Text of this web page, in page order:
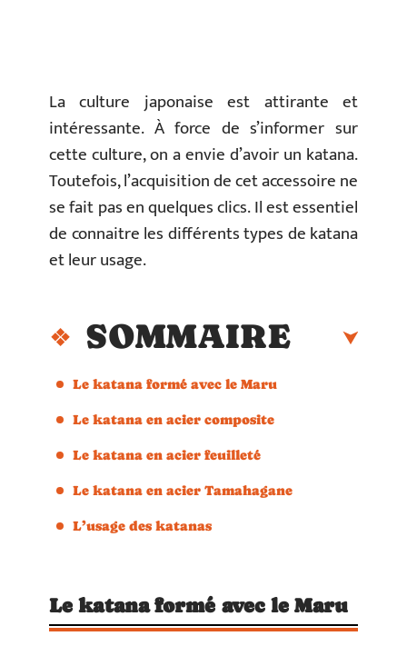
La culture japonaise est attirante et
intéressante. À force de s’informer sur
cette culture, on a envie d’avoir un katana.
Toutefois, l’acquisition de cet accessoire ne
se fait pas en quelques clics. Il est essentiel
de connaitre les différents types de katana
et leur usage.
SOMMAIRE
Le katana formé avec le Maru
Le katana en acier composite
Le katana en acier feuilleté
Le katana en acier Tamahagane
L’usage des katanas
Le katana formé avec le Maru